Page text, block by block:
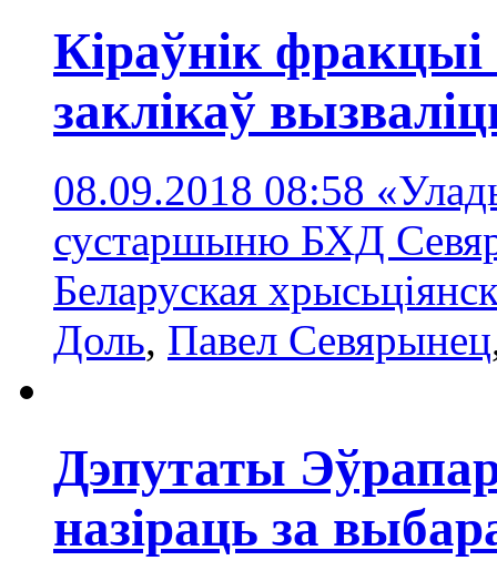
Кіраўнік
заклікаў
08.09.2018 08:58
сустаршыню БХД
Беларуская
Доль, Павел Севярынец
Дэпутаты
назіраць за